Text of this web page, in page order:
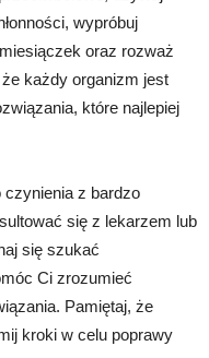
wypróbuj
oraz rozważ
każdy organizm jest
które najlepiej
czynienia z bardzo
się z lekarzem lub
się szukać
Ci zrozumieć
Pamiętaj, że
kroki w celu poprawy